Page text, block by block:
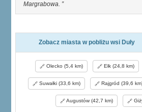
Margrabowa.
Zobacz miasta w pobliżu wsi Duły
Olecko (5,4 km) Ełk (24,8 km)
Suwałki (33,6 km) Rajgród (39,6
Augustów (42,7 km)